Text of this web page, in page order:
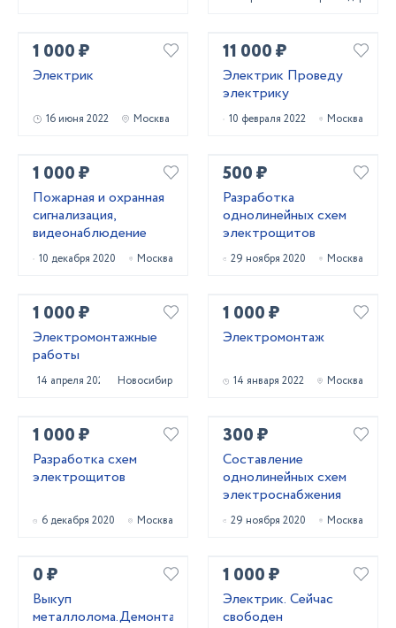
ключ. Также объекты
1 000 ₽
Электрик
16 июня 2022 Москва
11 000 ₽
Электрик Проведу
электрику
10 февраля 2022 Москва
1 000 ₽
Пожарная и охранная
сигнализация,
видеонаблюдение
10 декабря 2020 Москва
500 ₽
Разработка
однолинейных схем
электрощитов
29 ноября 2020 Москва
1 000 ₽
Электромонтажные
работы
14 апреля 2022 Новосибирск
1 000 ₽
Электромонтаж
14 января 2022 Москва
1 000 ₽
Разработка схем
электрощитов
6 декабря 2020 Москва
300 ₽
Составление
однолинейных схем
электроснабжения
29 ноября 2020 Москва
0 ₽
Выкуп
металлолома.Демонтаж.
1 000 ₽
Электрик. Сейчас
свободен